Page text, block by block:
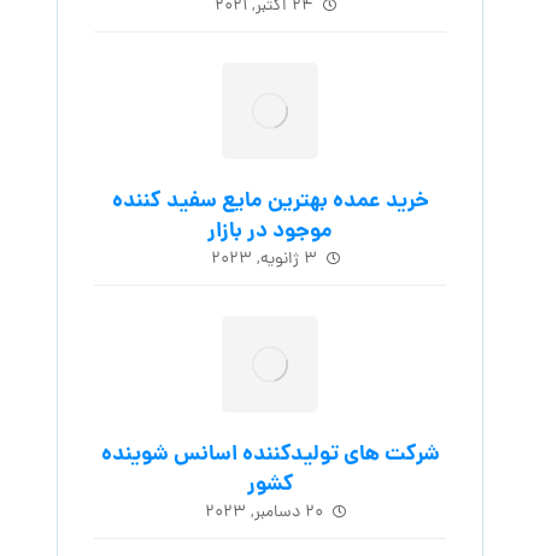
۲۴ اکتبر, ۲۰۲۱
خرید عمده بهترین مایع سفید کننده
موجود در بازار
۳ ژانویه, ۲۰۲۳
شرکت های تولیدکننده اسانس شوینده
کشور
۲۰ دسامبر, ۲۰۲۳